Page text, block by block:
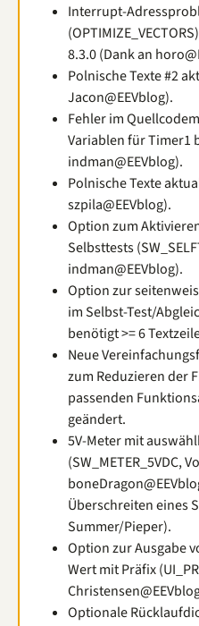
Interrupt-
8.3.0 (Dank an
Polnische Texte #2
Jacon@EEVblog).
Fehler im
Variablen für Timer1
indman@EEVblog).
Polnische Texte
szpila@EEVblog).
Option zum
Selbsttests
indman@EEVblog).
Option zur
im Selbst-Test/
benötigt >= 6
Neue
zum Reduzieren der
passenden
geändert.
5V-Meter mit
(SW_METER_5VDC,
Überschreiten eines
Summer/Pieper).
Option zur Ausgabe
Wert mit Präfix
Optionale